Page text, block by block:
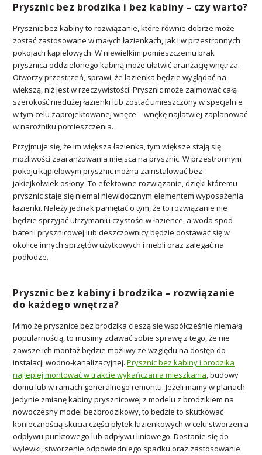
Prysznic bez brodzika i bez kabiny – czy warto?
Prysznic bez kabiny to rozwiązanie, które równie dobrze może
zostać zastosowane w małych łazienkach, jak i w przestronnych
pokojach kąpielowych. W niewielkim pomieszczeniu brak
prysznica oddzielonego kabiną może ułatwić aranżację wnętrza.
Otworzy przestrzeń, sprawi, że łazienka będzie wyglądać na
większą, niż jest w rzeczywistości. Prysznic może zajmować całą
szerokość niedużej łazienki lub zostać umieszczony w specjalnie
w tym celu zaprojektowanej wnęce – wnękę najłatwiej zaplanować
w narożniku pomieszczenia.
Przyjmuje się, że im większa łazienka, tym większe stają się
możliwości zaaranżowania miejsca na prysznic. W przestronnym
pokoju kąpielowym prysznic można zainstalować bez
jakiejkolwiek osłony. To efektowne rozwiązanie, dzięki któremu
prysznic staje się niemal niewidocznym elementem wyposażenia
łazienki. Należy jednak pamiętać o tym, że to rozwiązanie nie
będzie sprzyjać utrzymaniu czystości w łazience, a woda spod
baterii prysznicowej lub deszczownicy będzie dostawać się w
okolice innych sprzętów użytkowych i mebli oraz zalegać na
podłodze.
Prysznic bez kabiny i brodzika – rozwiązanie
do każdego wnętrza?
Mimo że prysznice bez brodzika cieszą się współcześnie niemałą
popularnością, to musimy zdawać sobie sprawę z tego, że nie
zawsze ich montaż będzie możliwy ze względu na dostęp do
instalacji wodno-kanalizacyjnej.Prysznic bez kabiny i brodzika
najlepiej montować w trakcie wykańczania mieszkania, budowy
domu lub w ramach generalnego remontu. Jeżeli mamy w planach
jedynie zmianę kabiny prysznicowej z modelu z brodzikiem na
nowoczesny model bezbrodzikowy, to będzie to skutkować
koniecznością skucia części płytek łazienkowych w celu stworzenia
odpływu punktowego lub odpływu liniowego. Dostanie się do
wylewki, stworzenie odpowiedniego spadku oraz zastosowanie